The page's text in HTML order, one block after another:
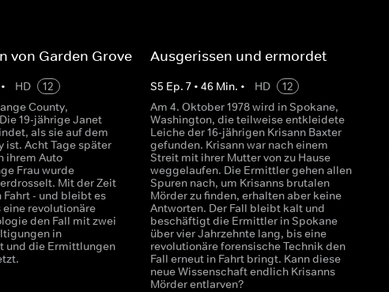
von Garden Grove
• HD
12
County,
19-jährige Janet
als sie auf dem
ist. Acht Tage später
ihrem Auto
Frau wurde
Mit der Zeit
Fahrt - und bleibt es
revolutionäre
den Fall mit zwei
in
und die Ermittlungen
Ausgerissen und ermordet
S5 Ep. 7• 46Min. • HD
12
Am 4. Oktober 1978 wird in Spokane,
Washington, die teilweise entkleidete
Leiche der 16-jährigen Krisann Baxter
gefunden. Krisann war nach einem
Streit mit ihrer Mutter von zu Hause
weggelaufen. Die Ermittler gehen allen
Spuren nach, um Krisanns brutalen
Mörder zu finden, erhalten aber keine
Antworten. Der Fall bleibt kalt und
beschäftigt die Ermittler in Spokane
über vier Jahrzehnte lang, bis eine
revolutionäre forensische Technik den
Fall erneut in Fahrt bringt. Kann diese
neue Wissenschaft endlich Krisanns
Mörder entlarven?